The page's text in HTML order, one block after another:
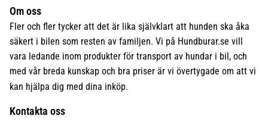
Om oss
Fler och fler tycker att det är lika självklart att hunden ska åka
säkert i bilen som resten av familjen. Vi på Hundburar.se vill
vara ledande inom produkter för transport av hundar i bil, och
med vår breda kunskap och bra priser är vi övertygade om att vi
kan hjälpa dig med dina inköp.
Kontakta oss